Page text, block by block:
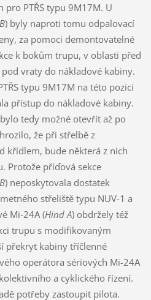
pro PTŘS typu 9M17M. U
) byly naproti tomu odpalovací
za pomoci demontovatelné
k bokům trupu, v oblasti před
vraty do nákladové kabiny.
typu 9M17M na této pozici
přístup do nákladové kabiny.
tedy možné otevřít až po
že při střelbě z
křídlem, bude některá z nich
Protože příďová sekce
) neposkytovala dostatek
střeliště typu NUV-1 a
Mi-24A (Hind A) obdržely též
trupu s modifikovaným
překryt kabiny tříčlenné
operátora sériových Mi-24A
a cyklického řízení.
potřeby zastoupit pilota.